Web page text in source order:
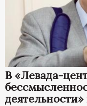
В «Левада-